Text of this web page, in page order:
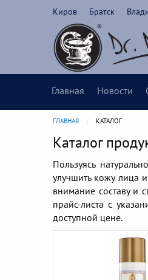
Киров Братск
Главная Новости
ГЛАВНАЯ CURRENT:
КАТАЛОГ
Каталог
Пользуясь
улучшить кожу лица
внимание составу и
прайс-листа с
доступной цене.